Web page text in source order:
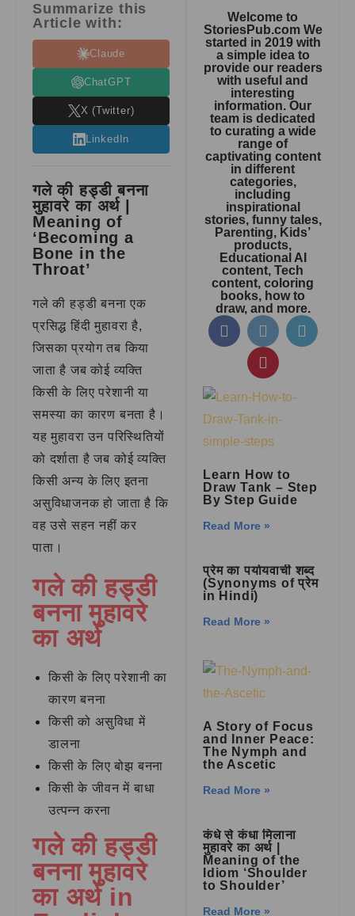
Summarize this
Article with:
Claude
ChatGPT
X (Twitter)
LinkedIn
गले की हड्डी बनना
मुहावरे का अर्थ |
Meaning of
‘Becoming a
Bone in the
Throat’
गले की हड्डी बनना एक
प्रसिद्ध हिंदी मुहावरा है,
जिसका प्रयोग तब किया
जाता है जब कोई व्यक्ति
किसी के लिए परेशानी या
समस्या का कारण बनता है।
यह मुहावरा उन परिस्थितियों
को दर्शाता है जब कोई व्यक्ति
किसी अन्य के लिए इतना
असुविधाजनक हो जाता है कि
वह उसे सहन नहीं कर
पाता।
गले की हड्डी
बनना मुहावरे
का अर्थ
किसी के लिए परेशानी का
कारण बनना
किसी को असुविधा में
डालना
किसी के लिए बोझ बनना
किसी के जीवन में बाधा
उत्पन्न करना
गले की हड्डी
बनना मुहावरे
का अर्थ in
Welcome to
StoriesPub.com We
started in 2019 with
a simple idea to
provide our readers
with useful and
interesting
information. Our
team is dedicated
to curating a wide
range of
captivating content
in different
categories,
including
inspirational
stories, funny tales,
Parenting, Kids’
products,
Educational AI
content, Tech
content, coloring
books, how to
draw, and more.
Learn How to
Draw Tank – Step
By Step Guide
Read More »
प्रेम का पर्यायवाची शब्द
(Synonyms of प्रेम
in Hindi)
Read More »
A Story of Focus
and Inner Peace:
The Nymph and
the Ascetic
Read More »
कंधे से कंधा मिलाना
मुहावरे का अर्थ |
Meaning of the
Idiom ‘Shoulder
to Shoulder’
Read More »